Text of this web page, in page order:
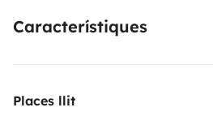
appena 80.000 Km adatto per
ben strutturato.Perfetto per 4
Característiques
Places llit